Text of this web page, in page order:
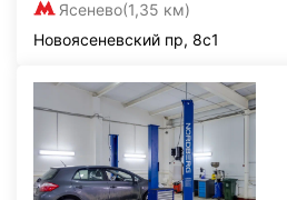
Ясенево(1,35 км)
Новоясеневский пр, 8с1